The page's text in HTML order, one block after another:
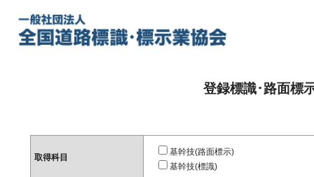
登録標識･路面標
取得科目
基幹技(路面標示)
基幹技(標識)